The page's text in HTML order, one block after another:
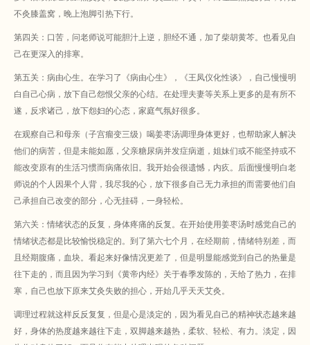
不灸膝盖窝，晚上泡脚引热下行。
第四关：口苦，问老师说可能胆汁上逆，胆经不通，加了柴胡黄芩。也看见自
己在更深入的排寒。
第五关：病由心生。在学习了《病由心生》，《王凤仪化性谈》，自己慢慢明
白自己心病，放下自己怨恨父亲的心结。在处理夫妻等关系上更多的是有所不
遂，反求诸己，放下怨妇的心态，家庭气氛好很多。
在观察自己和母亲（子宫瘤变三级）喝姜枣汤调理身体更好，也帮助家人解决
他们的病苦，但是未能如愿，父亲糖尿病并发症病逝，姐妹们或不能坚持或不
能改变原有的生活习惯而病痛依旧。我开始会很遗憾，内疚。后面慢慢明白老
师说的个人因果个人背，我尽我的心，放下很多自己无力承担的而需要他们自
己承担自己改变的部分，心无挂碍，一身轻松。
第六关：情绪状态的反复，身体疼痛的反复。在开始使用姜枣汤时感觉自己的
情绪状态都是比较愉悦稳定的。到了第六七个月，在经期前，情绪特别差，而
且经期腹痛，血块。看起来好像情况更差了，但是明显能感觉到自己的热量是
往下走的，而且因为学习到《黄帝内经》关于春季发陈的，天给了热力，在排
寒，自己也放下原来艾灸失败的担心，开始几乎天天艾灸。
调理过程就这样反反复复，但是心是淡定的，因为看见自己的精神状态越来越
好，身体的热度越来越往下走，双脚越来越热，柔软、轻松、有力。 淡定，因